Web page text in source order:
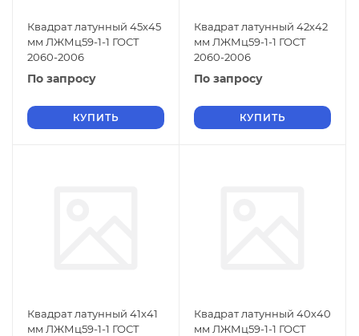
Квадрат латунный 45х45
мм ЛЖМц59-1-1 ГОСТ
2060-2006
По запросу
КУПИТЬ
Квадрат латунный 42х42
мм ЛЖМц59-1-1 ГОСТ
2060-2006
По запросу
КУПИТЬ
Квадрат латунный 41х41
мм ЛЖМц59-1-1 ГОСТ
Квадрат латунный 40х40
мм ЛЖМц59-1-1 ГОСТ